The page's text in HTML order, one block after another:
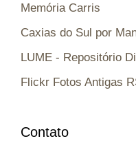
Memória Carris
Caxias do Sul por
LUME - Repositório
Flickr Fotos Antigas
Contato